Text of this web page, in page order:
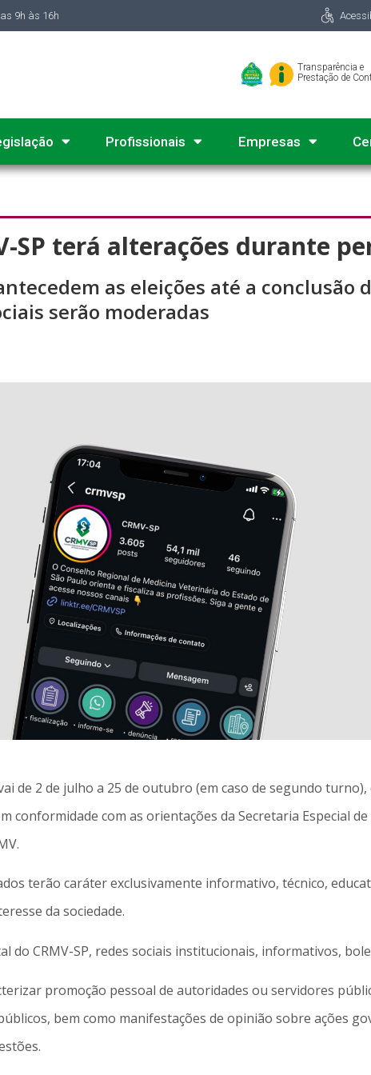
9h às 16h
Transparência e
Prestação de
Profissionais Empresas
SP terá alterações durante
as eleições até a conclusão
serão moderadas
de 2 de julho a 25 de outubro (em caso de segundo turno),
conformidade com as orientações da Secretaria Especial de
terão caráter exclusivamente informativo, técnico,
da sociedade.
do CRMV-SP, redes sociais institucionais, informativos,
promoção pessoal de autoridades ou servidores
bem como manifestações de opinião sobre ações